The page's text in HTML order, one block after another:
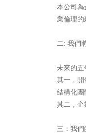
本公司為
業倫理的
二: 我們
未來的五
其一，開
結構化團
其二，企
三：我們